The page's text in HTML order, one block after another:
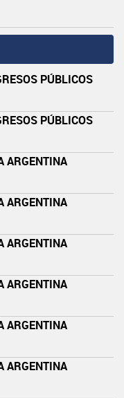
PÚBLICOS
PÚBLICOS
ARGENTINA
ARGENTINA
ARGENTINA
ARGENTINA
ARGENTINA
ARGENTINA